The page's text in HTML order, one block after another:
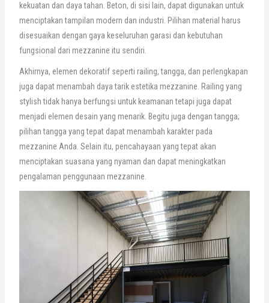
kekuatan dan daya tahan. Beton, di sisi lain, dapat digunakan untuk
menciptakan tampilan modern dan industri. Pilihan material harus
disesuaikan dengan gaya keseluruhan garasi dan kebutuhan
fungsional dari mezzanine itu sendiri.
Akhirnya, elemen dekoratif seperti railing, tangga, dan perlengkapan
juga dapat menambah daya tarik estetika mezzanine. Railing yang
stylish tidak hanya berfungsi untuk keamanan tetapi juga dapat
menjadi elemen desain yang menarik. Begitu juga dengan tangga;
pilihan tangga yang tepat dapat menambah karakter pada
mezzanine Anda. Selain itu, pencahayaan yang tepat akan
menciptakan suasana yang nyaman dan dapat meningkatkan
pengalaman penggunaan mezzanine.